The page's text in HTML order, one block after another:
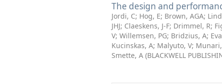
The design and
Jordi, C; Hog, E; Brown, AGA;
JHJ; Claeskens, J-F; Drimmel, R;
V; Willemsen, PG; Bridzius, A;
Kucinskas, A; Malyuto, V;
Smette, A (BLACKWELL